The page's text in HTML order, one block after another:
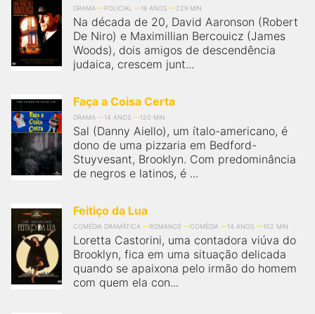
DRAMA POLICIAL 16 ANOS 229 MIN
Na década de 20, David Aaronson (Robert
De Niro) e Maximillian Bercouicz (James
Woods), dois amigos de descendência
judaica, crescem junt...
Faça a Coisa Certa
DRAMA 14 ANOS 120 MIN
Sal (Danny Aiello), um ítalo-americano, é
dono de uma pizzaria em Bedford-
Stuyvesant, Brooklyn. Com predominância
de negros e latinos, é ...
Feitiço da Lua
COMÉDIA DRAMÁTICA ROMANCE COMÉDIA 14 ANOS 102 MIN
Loretta Castorini, uma contadora viúva do
Brooklyn, fica em uma situação delicada
quando se apaixona pelo irmão do homem
com quem ela con...